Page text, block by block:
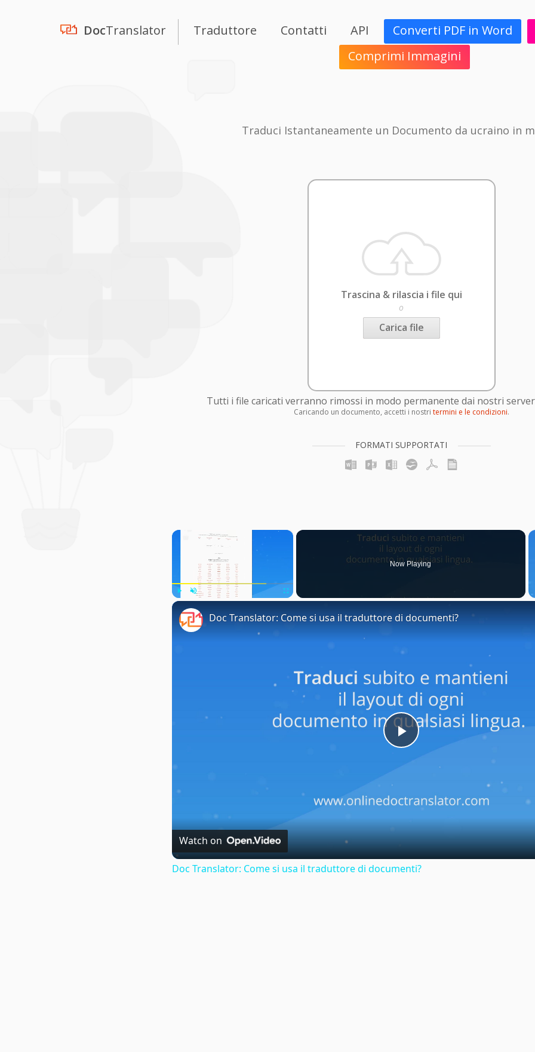
DocTranslator Traduttore Contatti API
Converti PDF in Word
Comprimi Immagini
Traduci Istantaneamente un Documento da ucraino in
Trascina & rilascia i file qui
o
Carica file
Tutti i file caricati verranno rimossi in modo permanente dai nostri
Caricando un documento, accetti i nostri termini e le condizioni.
FORMATI SUPPORTATI
×
Now Playing
Play
Doc Translator: Come si usa il traduttore di documenti?
Watch on
Doc Translator: Come si usa il traduttore di documenti?